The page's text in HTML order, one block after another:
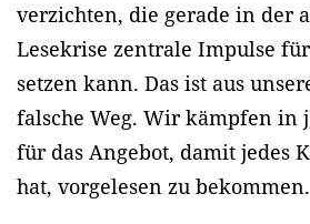
verzichten, die gerade in der
Lesekrise zentrale Impulse
setzen kann. Das ist aus
falsche Weg. Wir kämpfen in
für das Angebot, damit jedes
hat, vorgelesen zu bekommen.